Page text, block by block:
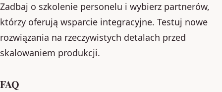
Zadbaj o szkolenie personelu i wybierz partnerów,
którzy oferują wsparcie integracyjne. Testuj nowe
rozwiązania na rzeczywistych detalach przed
skalowaniem produkcji.
FAQ